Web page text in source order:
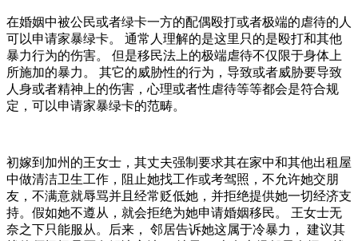
在婚姻中被公民或者绿卡一方的配偶殴打或者极端的虐待的人
可以申请家暴绿卡。 通常人理解的是这里只的是殴打和其他
暴力行为的伤害。 但是移民法上的极端虐待不仅限于身体上
所施加的暴力。 其它的威胁性的行为，导致或者威胁要导致
人身或者精神上的伤害，心理或者性虐待等等都会是符合规
定，可以申请家暴绿卡的范畴。
初嫁到加州的王女士，其丈夫强制要求其在家中和其他出租屋
中做清洁卫生工作，阻止她找工作或考驾照，不允许她交朋
友，不满意就辱骂并且经常贬低她，并拒绝提供她一切经济支
持。假如她不遵从，就会拒绝为她申请婚姻移民。 王女士无
奈之下只能服从。后来， 邻居告诉她这属于冷暴力， 建议其